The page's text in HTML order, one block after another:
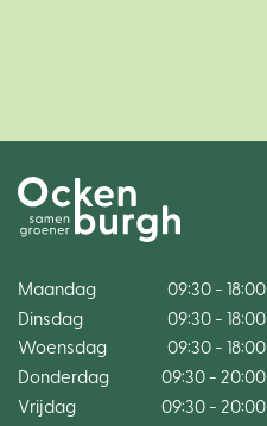
Maandag
09:30 - 18:00
Dinsdag
09:30 - 18:00
Woensdag
09:30 - 18:00
Donderdag
09:30 - 20:00
Vrijdag
09:30 - 20:00